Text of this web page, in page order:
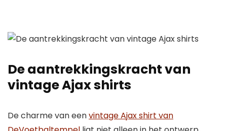
De aantrekkingskracht van
vintage Ajax shirts
De charme van eenvintage Ajax shirt van